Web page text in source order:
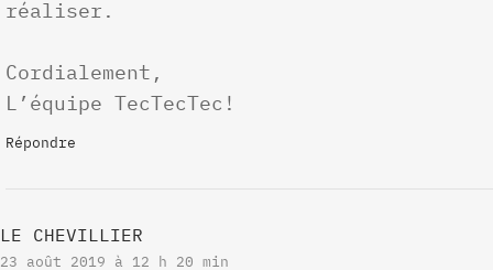
réaliser.
Cordialement,
L’équipe TecTecTec!
Répondre
LE CHEVILLIER
23 août 2019 à 12 h 20 min